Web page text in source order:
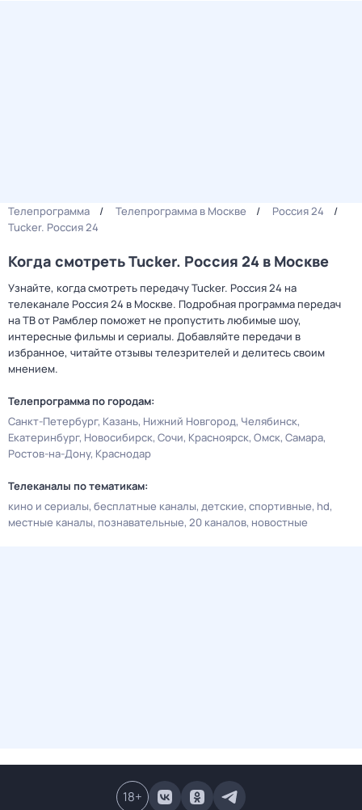
Телепрограмма Телепрограмма в Москве
Россия 24
Tucker. Россия 24
Когда смотреть Tucker. Россия 24 в Москве
Узнайте, когда смотреть передачу Tucker. Россия 24 на
телеканале Россия 24 в Москве. Подробная программа передач
на ТВ от Рамблер поможет не пропустить любимые шоу,
интересные фильмы и сериалы. Добавляйте передачи в
избранное, читайте отзывы телезрителей и делитесь своим
мнением.
Телепрограмма по городам:
Санкт-Петербург Казань Нижний Новгород Челябинск
Екатеринбург Новосибирск Сочи Красноярск Омск Самара
Ростов-на-Дону Краснодар
Телеканалы по тематикам:
кино и сериалы бесплатные каналы детские спортивные hd
местные каналы познавательные 20 каналов новостные
18+